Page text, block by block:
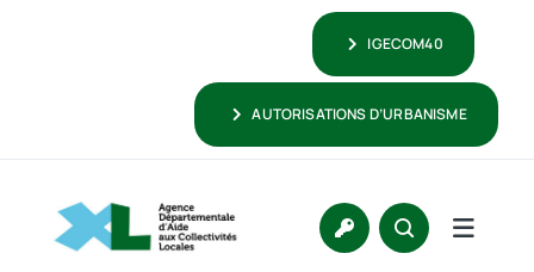
IGECOM40
AUTORISATIONS D’URBANISME